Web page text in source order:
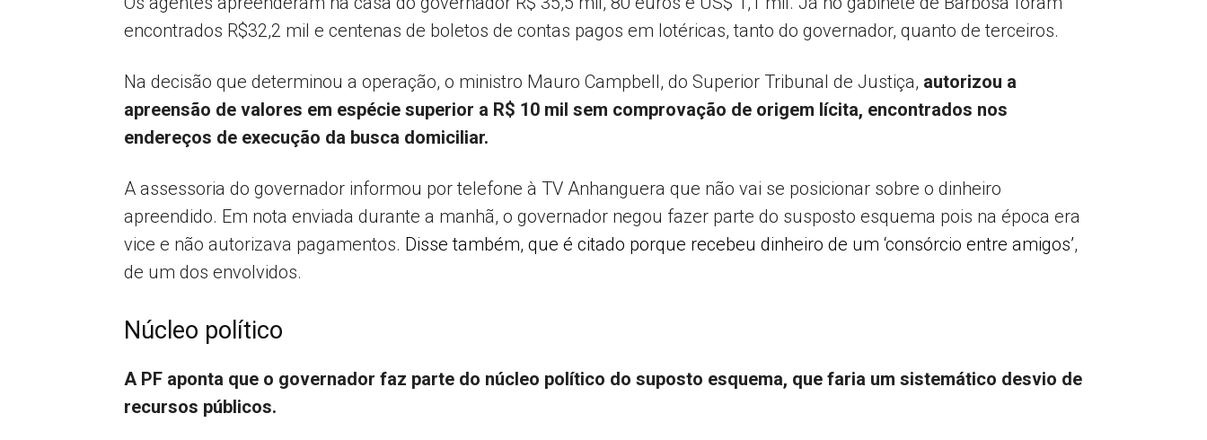
encontrados R$32,2 mil e centenas de boletos de contas pagos em lotéricas, tanto do governador, quanto de terceiros.
Na decisão que determinou a operação, o ministro Mauro Campbell, do Superior Tribunal de Justiça, autorizou a
apreensão de valores em espécie superior a R$ 10 mil sem comprovação de origem lícita, encontrados nos
endereços de execução da busca domiciliar.
A assessoria do governador informou por telefone à TV Anhanguera que não vai se posicionar sobre o dinheiro
apreendido. Em nota enviada durante a manhã, o governador negou fazer parte do susposto esquema pois na época era
vice e não autorizava pagamentos. Disse também, que é citado porque recebeu dinheiro de um ‘consórcio entre amigos’,
de um dos envolvidos.
Núcleo político
A PF aponta que o governador faz parte do núcleo político do suposto esquema, que faria um sistemático desvio de
recursos públicos.